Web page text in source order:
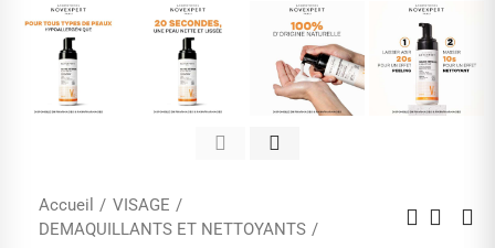
Accueil
VISAGE
DEMAQUILLANTS ET NETTOYANTS